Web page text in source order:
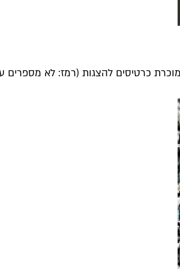
כרטיסים להצגות (רמז: לא מספרים